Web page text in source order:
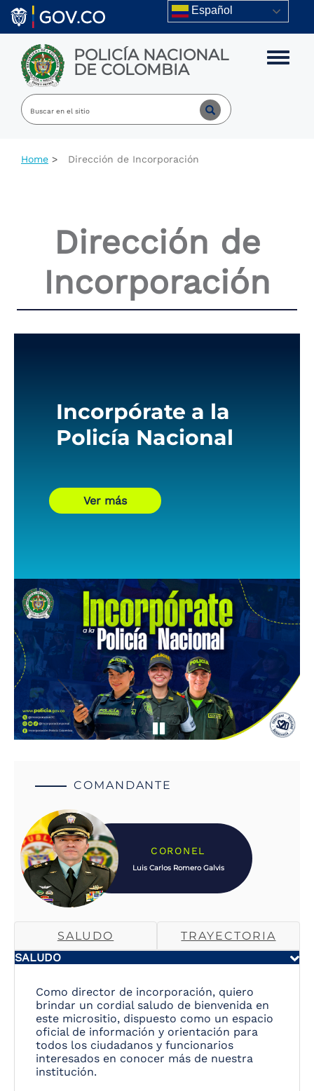
Skip to main content Español
POLICÍA NACIONAL
DE COLOMBIA Toggle
Home Dirección de Incorporación
Dirección de
Incorporación
Incorpórate a la
Policía Nacional
Ver más
COMANDANTE
CORONEL
Luis Carlos Romero Galvis
SALUDO
TRAYECTORIA
SALUDO
Como director de incorporación, quiero
brindar un cordial saludo de bienvenida en
este micrositio, dispuesto como un espacio
oficial de información y orientación para
todos los ciudadanos y funcionarios
interesados en conocer más de nuestra
institución.